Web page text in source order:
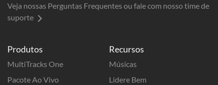
Produtos
MultiTracks One
Pacote Ao Vivo
Recursos
Músicas
Lidere Bem
Veja nossas Perguntas Frequentes ou fale com nosso time de
suporte